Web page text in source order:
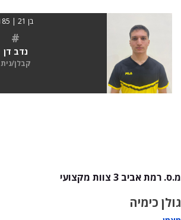
בן 21 | 185
#
נדב דן
קבלן/נית
מ.ס. רמת אביב 3 צוות מקצועי
גולן כימיה